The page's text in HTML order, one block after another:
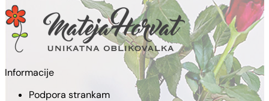
Informacije
Podpora strankam